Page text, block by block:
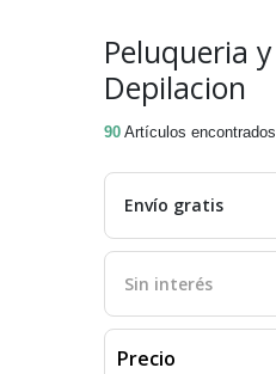
Peluqueria y
Depilacion
90 Artículos encontrados
Envío gratis
Sin interés
Precio